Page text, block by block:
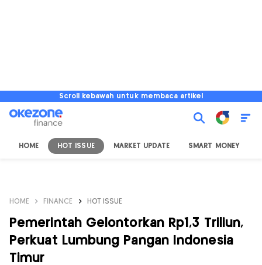
Scroll kebawah untuk membaca artikel
HOME HOT ISSUE MARKET UPDATE SMART MONEY
HOME FINANCE HOT ISSUE
Pemerintah Gelontorkan Rp1,3 Triliun,
Perkuat Lumbung Pangan Indonesia
Timur